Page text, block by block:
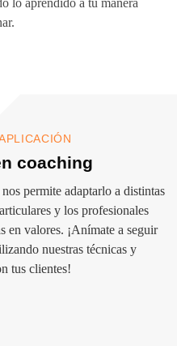
coaching
permite adaptarlo a distintas
y los profesionales
en valores. ¡Anímate a seguir
nuestras técnicas y
tus clientes!